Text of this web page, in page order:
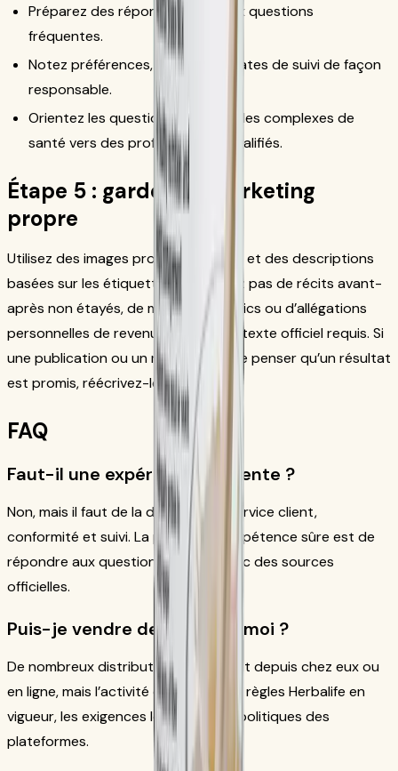
Préparez des réponses sûres aux questions
fréquentes.
Notez préférences, allergies et dates de suivi de façon
responsable.
Orientez les questions personnelles complexes de
santé vers des professionnels qualifiés.
Étape 5 : garder un marketing
propre
Utilisez des images produit actuelles et des descriptions
basées sur les étiquettes. Ne publiez pas de récits avant-
après non étayés, de montants publics ou d’allégations
personnelles de revenus sans le contexte officiel requis. Si
une publication ou un message laisse penser qu’un résultat
est promis, réécrivez-le.
FAQ
Faut-il une expérience de vente ?
Non, mais il faut de la discipline en service client,
conformité et suivi. La première compétence sûre est de
répondre aux questions produit avec des sources
officielles.
Puis-je vendre depuis chez moi ?
De nombreux distributeurs travaillent depuis chez eux ou
en ligne, mais l’activité doit suivre les règles Herbalife en
vigueur, les exigences locales et les politiques des
plateformes.